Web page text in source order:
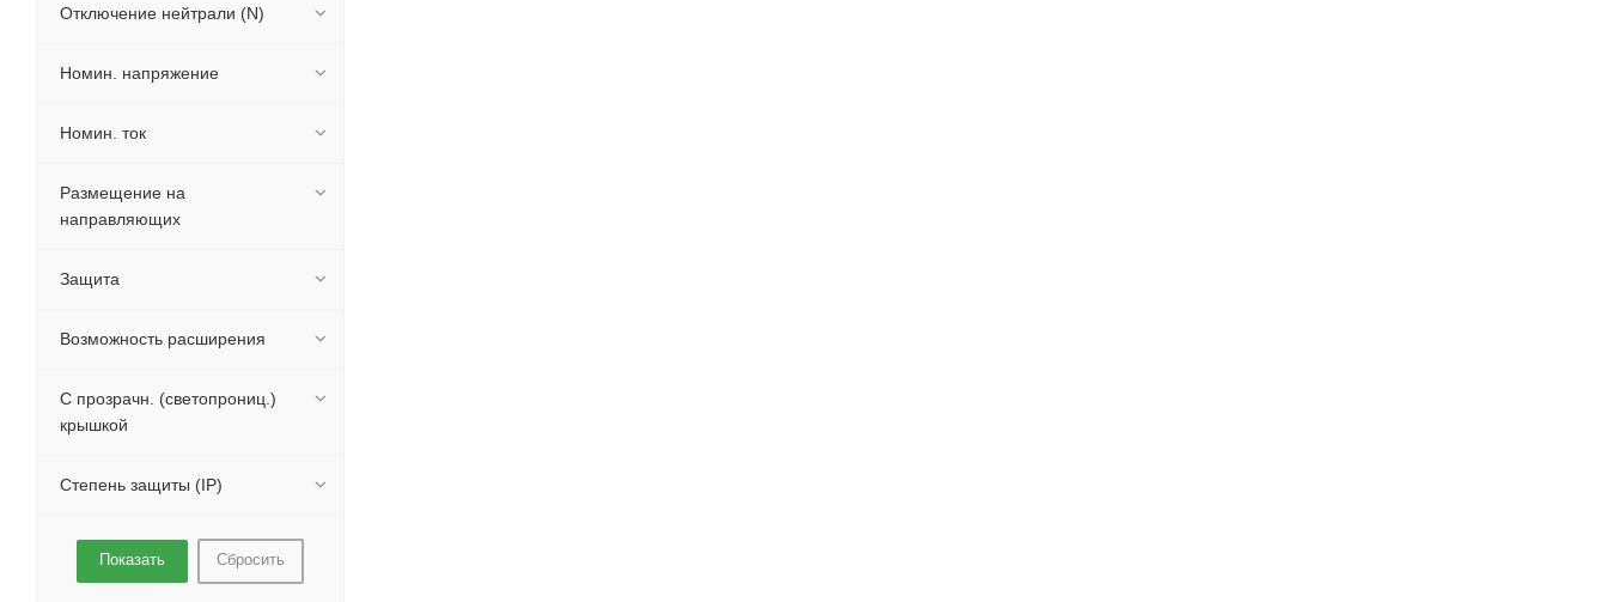
Отключение нейтрали (N)
Номин. напряжение
Номин. ток
Размещение на
направляющих
Защита
Возможность расширения
С прозрачн. (светопрониц.)
крышкой
Степень защиты (IP)
Сбросить